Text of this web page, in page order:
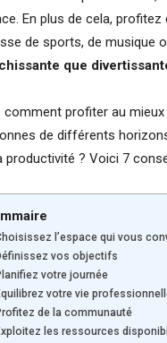
En plus de cela, profitez
de sports, de musique
que
comment profiter au
de différents
productivité ? Voici 7
l’espace qui vous
vos objectifs
votre journée
votre vie
de la communauté
les ressources